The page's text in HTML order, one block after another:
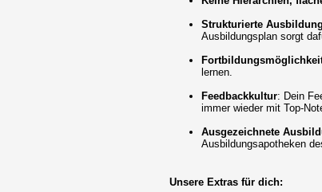
Strukturierte
Ausbildungsplan sorgt
lernen.
Feedbackkultur: Dein
immer wieder mit Top-
Ausgezeichnete
Ausbildungsapotheken
Unsere Extras für dich: